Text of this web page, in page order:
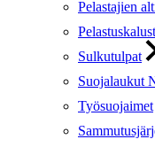
Pelastajien
Sulkutulpat
Suojalaukut
Työsuojaimet